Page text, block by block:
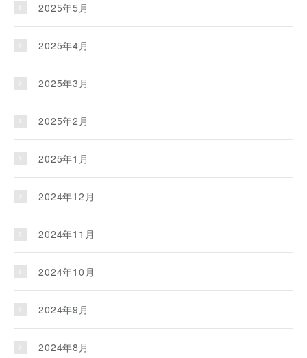
2025年5月
2025年4月
2025年3月
2025年2月
2025年1月
2024年12月
2024年11月
2024年10月
2024年9月
2024年8月